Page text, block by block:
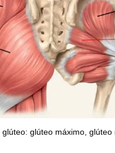
glúteo máximo, glúteo